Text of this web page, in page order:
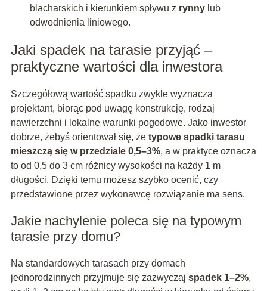
blacharskich i kierunkiem spływu z rynnylub
odwodnienia liniowego.
Jaki spadek na tarasie przyjąć –
praktyczne wartości dla inwestora
Szczegółową wartość spadku zwykle wyznacza
projektant, biorąc pod uwagę konstrukcję, rodzaj
nawierzchni i lokalne warunki pogodowe. Jako inwestor
dobrze, żebyś orientował się, że typowe spadki tarasu
mieszczą się w przedziale 0,5–3%, a w praktyce oznacza
to od 0,5 do 3 cm różnicy wysokości na każdy 1 m
długości. Dzięki temu możesz szybko ocenić, czy
przedstawione przez wykonawcę rozwiązanie ma sens.
Jakie nachylenie poleca się na typowym
tarasie przy domu?
Na standardowych tarasach przy domach
jednorodzinnych przyjmuje się zazwyczaj spadek 1–2%,